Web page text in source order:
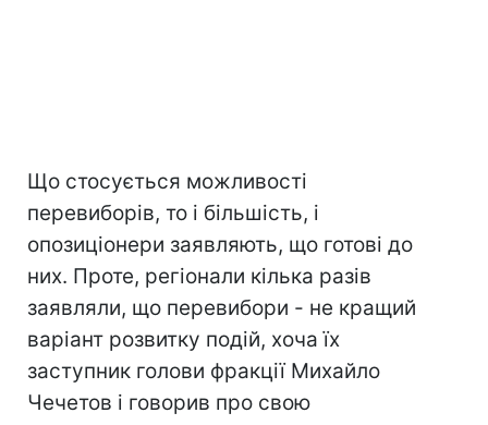
Що стосується можливості
перевиборів, то і більшість, і
опозиціонери заявляють, що готові до
них. Проте, регіонали кілька разів
заявляли, що перевибори - не кращий
варіант розвитку подій, хоча їх
заступник голови фракції Михайло
Чечетов і говорив про свою